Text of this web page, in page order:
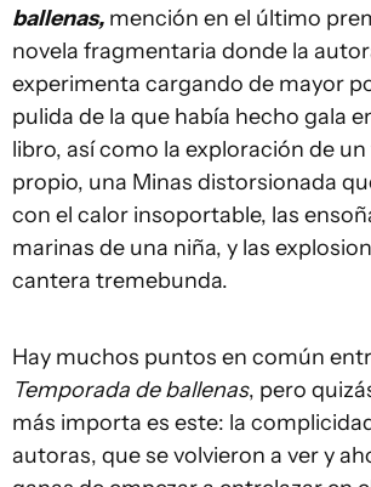
ballenas, mención en el último
novela fragmentaria donde la
experimenta cargando de mayor
pulida de la que había hecho gala
libro, así como la exploración de
propio, una Minas distorsionada
con el calor insoportable, las
marinas de una niña, y las
cantera tremebunda.
Hay muchos puntos en común
Temporada de ballenas, pero
más importa es este: la
autoras, que se volvieron a ver y